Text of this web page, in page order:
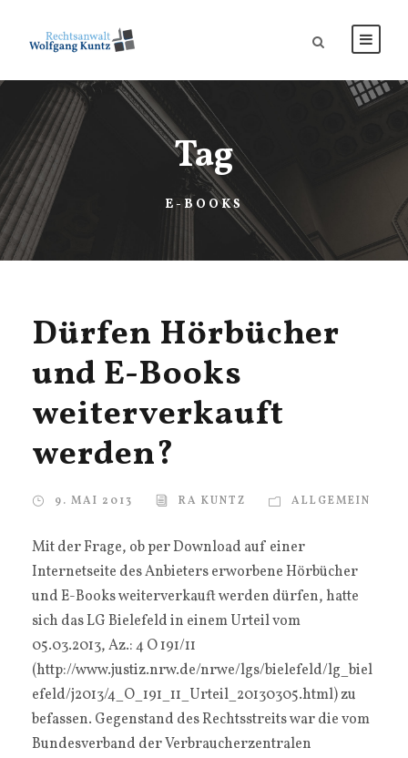
Tag
E-BOOKS
Dürfen Hörbücher
und E-Books
weiterverkauft
werden?
9. MAI 2013 RA KUNTZ ALLGEMEIN
Mit der Frage, ob per Download auf einer
Internetseite des Anbieters erworbene Hörbücher
und E-Books weiterverkauft werden dürfen, hatte
sich das LG Bielefeld in einem Urteil vom
05.03.2013, Az.: 4 O 191/11
(http://www.justiz.nrw.de/nrwe/lgs/bielefeld/lg_biel
efeld/j2013/4_O_191_11_Urteil_20130305.html) zu
befassen. Gegenstand des Rechtsstreits war die vom
Bundesverband der Verbraucherzentralen